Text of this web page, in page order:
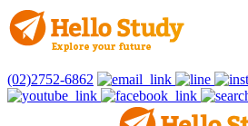
(02)2752-6862